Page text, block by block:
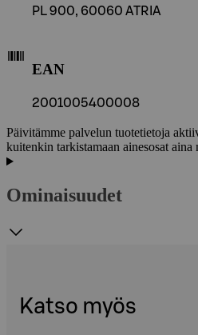
PL 900, 60060 ATRIA
EAN
2001005400008
Päivitämme palvelun tuotetietoja
kuitenkin tarkistamaan ainesosat
Ominaisuudet
Katso myös